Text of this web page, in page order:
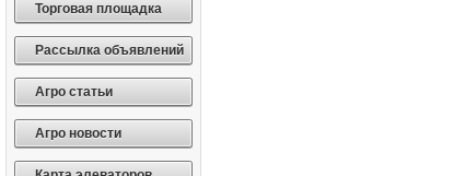
Торговая площадка
Рассылка объявлений
Агро статьи
Агро новости